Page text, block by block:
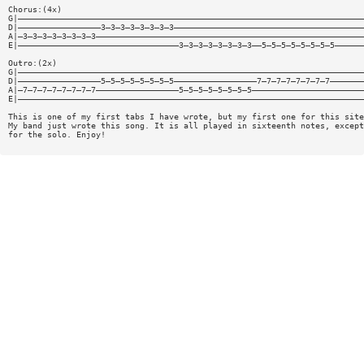
Chorus:(4x)
Outro:(2x)
This is one of my first tabs I have wrote, but my first one for this
My band just wrote this song. It is all played in sixteenth notes, except
for the solo. Enjoy!